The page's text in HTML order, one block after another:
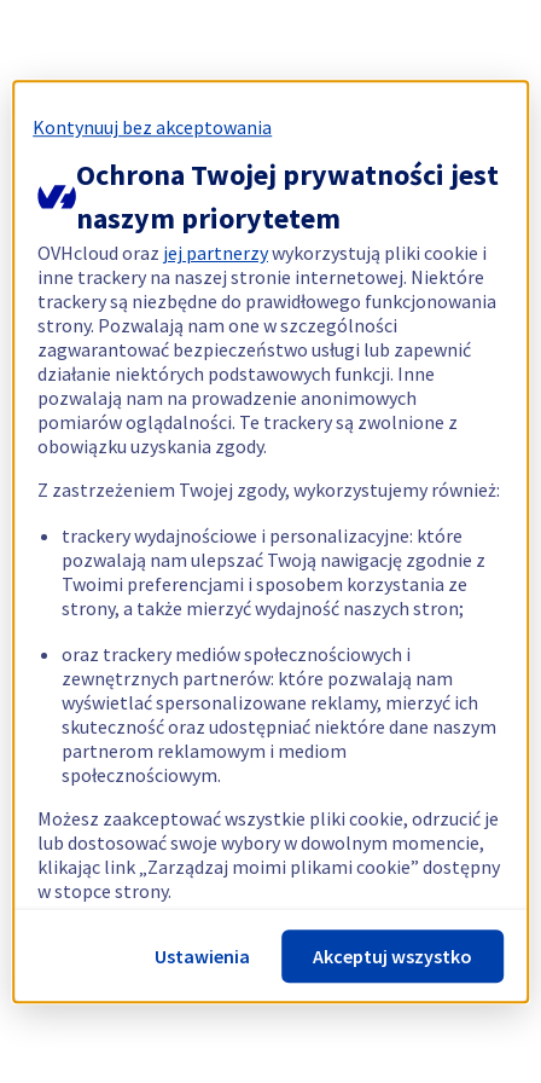
Kontynuuj bez akceptowania
Ochrona Twojej prywatności jest
naszym priorytetem
OVHcloud oraz jej partnerzywykorzystują pliki cookie i
inne trackery na naszej stronie internetowej. Niektóre
trackery są niezbędne do prawidłowego funkcjonowania
strony. Pozwalają nam one w szczególności
zagwarantować bezpieczeństwo usługi lub zapewnić
działanie niektórych podstawowych funkcji. Inne
pozwalają nam na prowadzenie anonimowych
pomiarów oglądalności. Te trackery są zwolnione z
obowiązku uzyskania zgody.
Z zastrzeżeniem Twojej zgody, wykorzystujemy również:
trackery wydajnościowe i personalizacyjne: które
pozwalają nam ulepszać Twoją nawigację zgodnie z
Twoimi preferencjami i sposobem korzystania ze
strony, a także mierzyć wydajność naszych stron;
oraz trackery mediów społecznościowych i
zewnętrznych partnerów: które pozwalają nam
wyświetlać spersonalizowane reklamy, mierzyć ich
skuteczność oraz udostępniać niektóre dane naszym
partnerom reklamowym i mediom
społecznościowym.
Możesz zaakceptować wszystkie pliki cookie, odrzucić je
lub dostosować swoje wybory w dowolnym momencie,
klikając link „Zarządzaj moimi plikami cookie” dostępny
w stopce strony.
Więcej informacji znajdziesz w naszejpolityce
dotyczącej wykorzystywania plików cookie.
Ustawienia Akceptuj wszystko